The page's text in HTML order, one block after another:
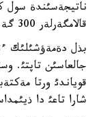
ناتيجةسئندة سول
قالامگةرلةر 300 گة جؤئق كئتاپ سئيلاعان.
بذل دةمةؤشئلئك
جالعاسئن تاپتئ.
قوياندئ ورتا
شارا تاعئ دا